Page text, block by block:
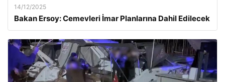
14/12/2025
Bakan Ersoy: Cemevleri İmar Planlarına Dahil Edilecek